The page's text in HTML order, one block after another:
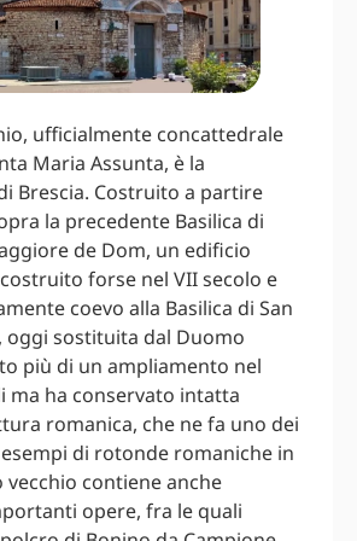
ufficialmente concattedrale
Maria Assunta, è la
Brescia. Costruito a partire
la precedente Basilica di
de Dom, un edificio
forse nel VII secolo e
coevo alla Basilica di San
oggi sostituita dal Duomo
più di un ampliamento nel
ma ha conservato intatta
romanica, che ne fa uno dei
di rotonde romaniche in
contiene anche
opere, fra le quali